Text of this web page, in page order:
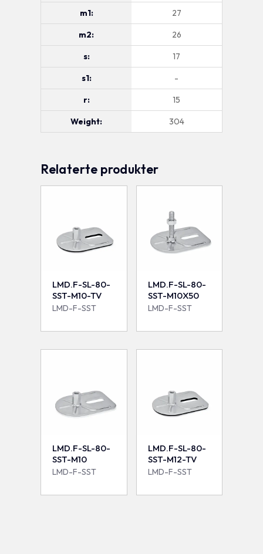
m1: 27
m2: 26
s: 17
s1: -
r: 15
Weight: 304
Relaterte produkter
LMD.F-SL-80-
SST-M10-TV
LMD-F-SST
LMD.F-SL-80-
SST-M10X50
LMD-F-SST
LMD.F-SL-80-
SST-M10
LMD-F-SST
LMD.F-SL-80-
SST-M12-TV
LMD-F-SST